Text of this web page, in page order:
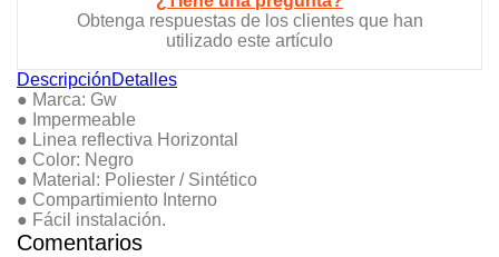
Obtenga respuestas de los clientes que han
utilizado este artículo
DescripciónDetalles
● Marca: Gw
● Impermeable
● Linea reflectiva Horizontal
● Color: Negro
● Material: Poliester / Sintético
● Compartimiento Interno
● Fácil instalación.
Comentarios